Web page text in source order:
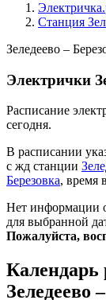
Станция
Зеледеево –
Электрички
Расписание
сегодня.
В расписании
с жд станции
Березовка, время
Нет информации
для выбранной
Пожалуйста,
Календарь
Зеледеево